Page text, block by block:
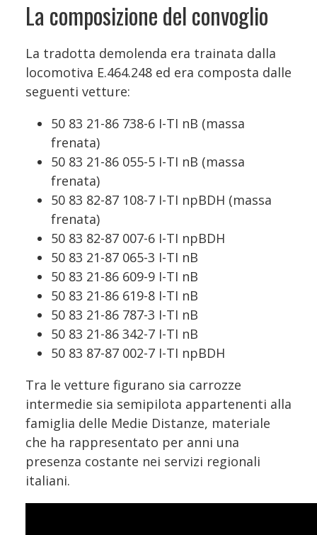
La composizione del convoglio
La tradotta demolenda era trainata dalla
locomotiva E.464.248 ed era composta dalle
seguenti vetture:
50 83 21-86 738-6 I-TI nB (massa
frenata)
50 83 21-86 055-5 I-TI nB (massa
frenata)
50 83 82-87 108-7 I-TI npBDH (massa
frenata)
50 83 82-87 007-6 I-TI npBDH
50 83 21-87 065-3 I-TI nB
50 83 21-86 609-9 I-TI nB
50 83 21-86 619-8 I-TI nB
50 83 21-86 787-3 I-TI nB
50 83 21-86 342-7 I-TI nB
50 83 87-87 002-7 I-TI npBDH
Tra le vetture figurano sia carrozze
intermedie sia semipilota appartenenti alla
famiglia delle Medie Distanze, materiale
che ha rappresentato per anni una
presenza costante nei servizi regionali
italiani.